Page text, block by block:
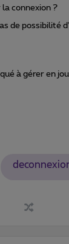
connexion ?
de possibilité
à gérer en